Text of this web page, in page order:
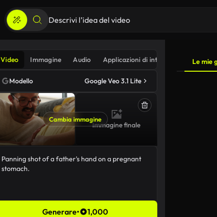
Video Immagine Audio Applicazioni di intelligenza artificiale
Modello Google Veo 3.1 Lite
Cambia immagine
Immagine finale
Generare• 1,000
Le mie